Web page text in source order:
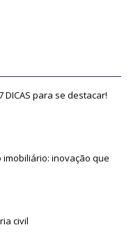
DICAS para se destacar!
imobiliário: inovação que
civil